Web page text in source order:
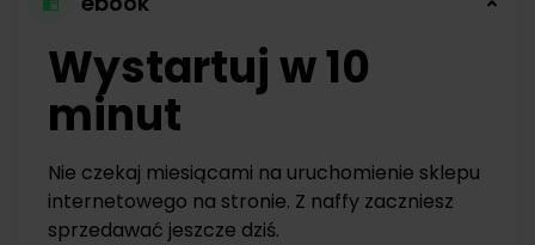
Wystartuj w 10
minut
Nie czekaj miesiącami na uruchomienie sklepu
internetowego na stronie. Z naffy zaczniesz
sprzedawać jeszcze dziś.